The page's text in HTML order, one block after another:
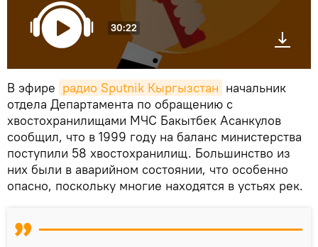
30:22
В эфире радио Sputnik Кыргызстан начальник
отдела Департамента по обращению с
хвостохранилищами МЧС Бакытбек Асанкулов
сообщил, что в 1999 году на баланс министерства
поступили 58 хвостохранилищ. Большинство из
них были в аварийном состоянии, что особенно
опасно, поскольку многие находятся в устьях рек.